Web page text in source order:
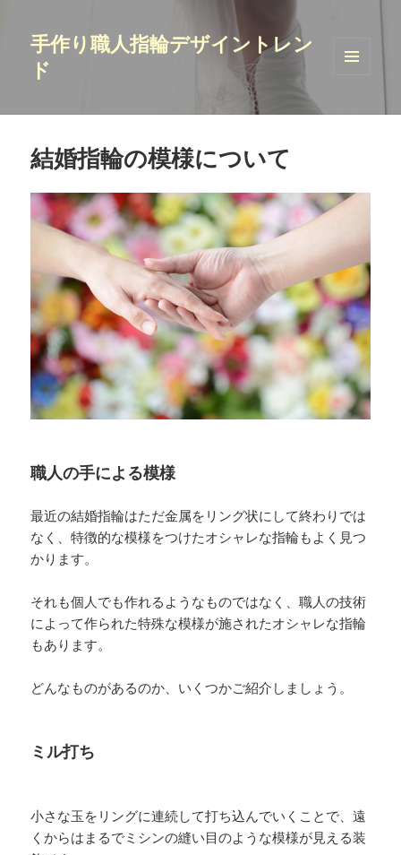
手作り職人指輪デザイントレン
ド
ィジェ
結婚指輪の模様について
職人の手による模様
最近の結婚指輪はただ金属をリング状にして終わりでは
なく、特徴的な模様をつけたオシャレな指輪もよく見つ
かります。
それも個人でも作れるようなものではなく、職人の技術
によって作られた特殊な模様が施されたオシャレな指輪
もあります。
どんなものがあるのか、いくつかご紹介しましょう。
ミル打ち
小さな玉をリングに連続して打ち込んでいくことで、遠
くからはまるでミシンの縫い目のような模様が見える装